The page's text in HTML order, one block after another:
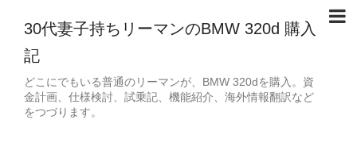
30代妻子持ちリーマンのBMW 320d 購入
記
どこにでもいる普通のリーマンが、BMW 320dを購入。資
金計画、仕様検討、試乗記、機能紹介、海外情報翻訳など
をつづります。